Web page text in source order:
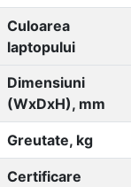
Culoarea
laptopului
Dimensiuni
(WxDxH), mm
Greutate, kg
Certificare